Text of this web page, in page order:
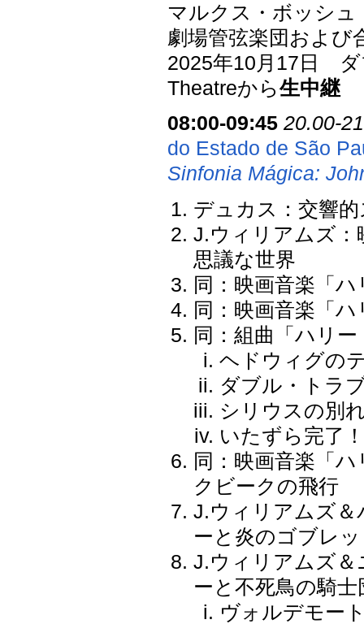
マルクス・ボッシュ
劇場管弦楽団および
2025年10月17日 ダ
Theatreから生中継
08:00-09:45 20.00-
do Estado de São
Sinfonia Mágica:
デュカス：交響
J.ウィリアムズ：
思議な世界
同：映画音楽「
同：映画音楽「
同：組曲「ハリ
ヘドウィグの
ダブル・トラ
シリウスの別
いたずら完了
同：映画音楽「
クビークの飛行
J.ウィリアムズ＆
ーと炎のゴブレ
J.ウィリアムズ＆
ーと不死鳥の騎士
ヴォルデモー